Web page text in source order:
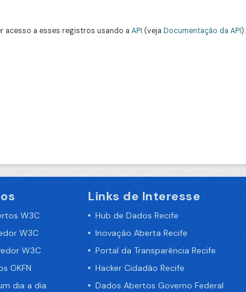
acesso a esses registros usando a API (veja Documentação da API).
W3C
W3C
W3C
OKFN
dia a dia
Links de Interesse
Hub de Dados Recife
Inovação Aberta Recife
Portal da Transparência Recife
Hacker Cidadão Recife
Dados Abertos Governo Federal